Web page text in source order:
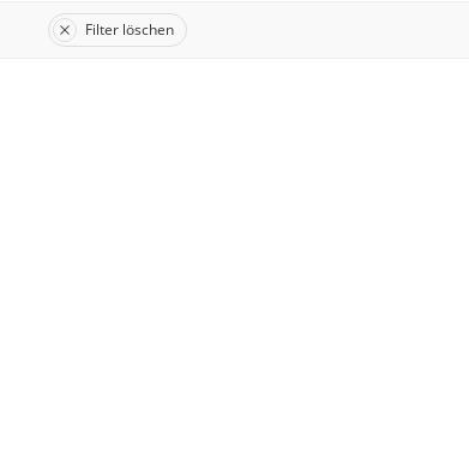
Filter löschen